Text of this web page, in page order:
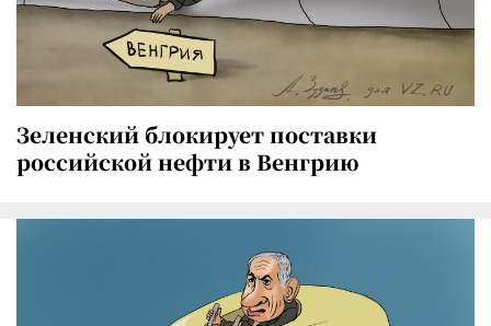
Зеленский блокирует поставки
российской нефти в Венгрию